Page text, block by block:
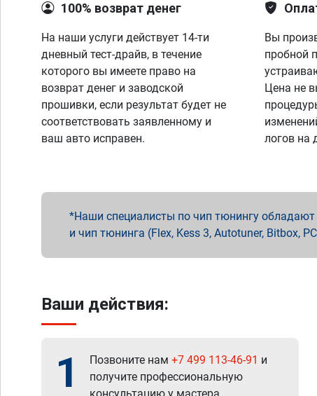
100% возврат денег
На наши услуги действует 14-ти
дневный тест-драйв, в течение
которого вы имеете право на
возврат денег и заводской
прошивки, если результат будет не
соответствовать заявленному и
ваш авто исправен.
Вы
пробной
Цена не
логов на
Наши специалисты по чип тюнингу
и чип тюнинга (Flex, Kess 3, Autotuner, Bitbox,
Ваши действия:
1 Позвоните нам +7 499 113-46-91 и
получите профессиональную